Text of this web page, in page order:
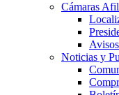
Cámaras
Noticias y